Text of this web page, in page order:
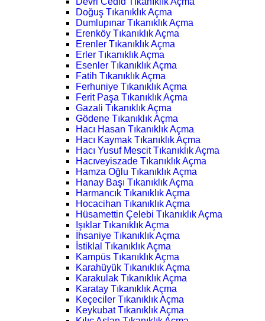
Doğuş Tıkanıklık Açma
Dumlupınar Tıkanıklık Açma
Erenköy Tıkanıklık Açma
Erenler Tıkanıklık Açma
Erler Tıkanıklık Açma
Esenler Tıkanıklık Açma
Fatih Tıkanıklık Açma
Ferhuniye Tıkanıklık Açma
Ferit Paşa Tıkanıklık Açma
Gazali Tıkanıklık Açma
Gödene Tıkanıklık Açma
Hacı Hasan Tıkanıklık Açma
Hacı Kaymak Tıkanıklık Açma
Hacı Yusuf Mescit Tıkanıklık Açma
Hacıveyiszade Tıkanıklık Açma
Hamza Oğlu Tıkanıklık Açma
Hanay Başı Tıkanıklık Açma
Harmancık Tıkanıklık Açma
Hocacihan Tıkanıklık Açma
Hüsamettin Çelebi Tıkanıklık Açma
Işıklar Tıkanıklık Açma
İhsaniye Tıkanıklık Açma
İstiklal Tıkanıklık Açma
Kampüs Tıkanıklık Açma
Karahüyük Tıkanıklık Açma
Karakulak Tıkanıklık Açma
Karatay Tıkanıklık Açma
Keçeciler Tıkanıklık Açma
Keykubat Tıkanıklık Açma